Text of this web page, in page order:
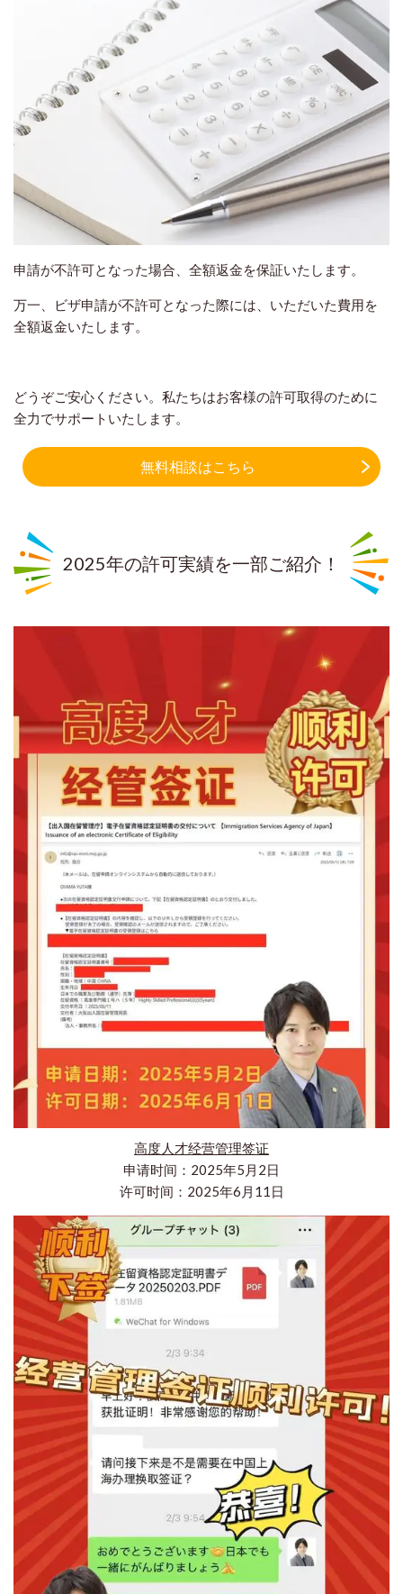
申請が不許可となった場合、全額返金を保証いたします。
万一、ビザ申請が不許可となった際には、いただいた費用を
全額返金いたします。
どうぞご安心ください。私たちはお客様の許可取得のために
全力でサポートいたします。
無料相談はこちら
2025年の許可実績を一部ご紹介！
高度人才经营管理签证
申请时间：2025年5月2日
许可时间：2025年6月11日